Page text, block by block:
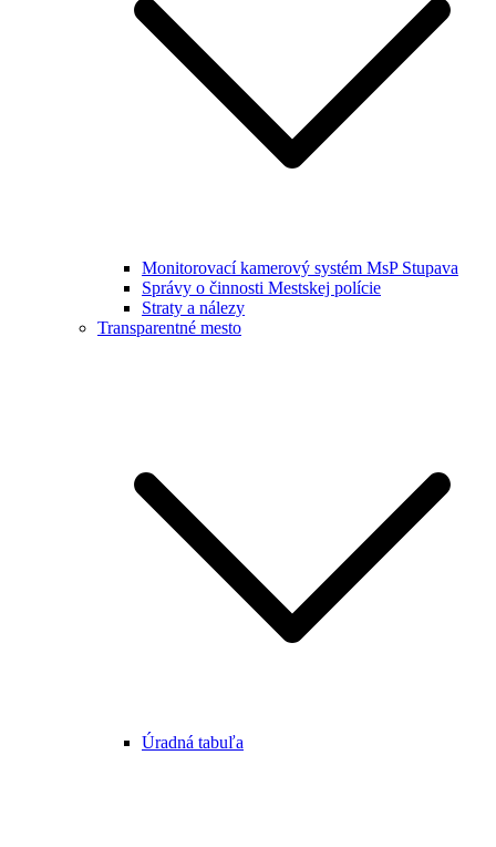
Monitorovací kamerový systém MsP Stupava
Správy o činnosti Mestskej polície
Straty a nálezy
Transparentné mesto
Úradná tabuľa